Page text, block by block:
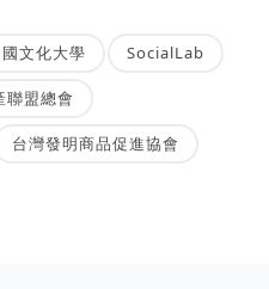
文化大學 SocialLab
聯盟總會
台灣發明商品促進協會